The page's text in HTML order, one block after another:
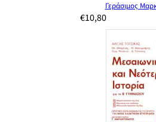
Γεράσιμος
€10,80